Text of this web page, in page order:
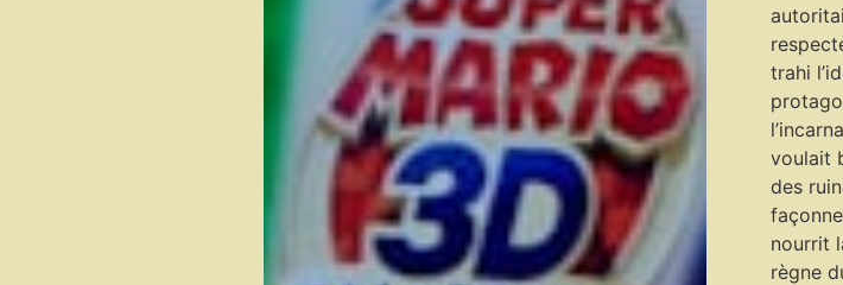
trahi
voulait
des
nourrit
règne